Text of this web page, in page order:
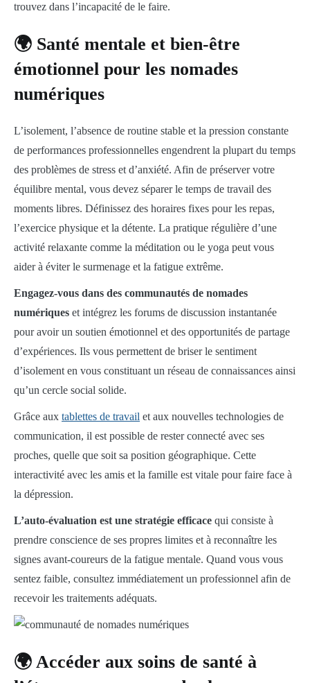
trouvez dans l’incapacité de le faire.
🌍 Santé mentale et bien-être
émotionnel pour les nomades
numériques
L’isolement, l’absence de routine stable et la pression constante
de performances professionnelles engendrent la plupart du temps
des problèmes de stress et d’anxiété. Afin de préserver votre
équilibre mental, vous devez séparer le temps de travail des
moments libres. Définissez des horaires fixes pour les repas,
l’exercice physique et la détente. La pratique régulière d’une
activité relaxante comme la méditation ou le yoga peut vous
aider à éviter le surmenage et la fatigue extrême.
Engagez-vous dans des communautés de nomades
numériques et intégrez les forums de discussion instantanée
pour avoir un soutien émotionnel et des opportunités de partage
d’expériences. Ils vous permettent de briser le sentiment
d’isolement en vous constituant un réseau de connaissances ainsi
qu’un cercle social solide.
Grâce aux tablettes de travail et aux nouvelles technologies de
communication, il est possible de rester connecté avec ses
proches, quelle que soit sa position géographique. Cette
interactivité avec les amis et la famille est vitale pour faire face à
la dépression.
L’auto-évaluation est une stratégie efficace qui consiste à
prendre conscience de ses propres limites et à reconnaître les
signes avant-coureurs de la fatigue mentale. Quand vous vous
sentez faible, consultez immédiatement un professionnel afin de
recevoir les traitements adéquats.
🌍 Accéder aux soins de santé à